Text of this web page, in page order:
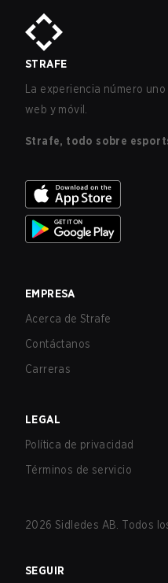
STRAFE
La experiencia número
web y móvil.
Strafe, todo sobre
EMPRESA
Acerca de Strafe
Contáctanos
Carreras
LEGAL
Política de privacidad
Términos de servicio
2026 Sidledes AB. Todos
SEGUIR